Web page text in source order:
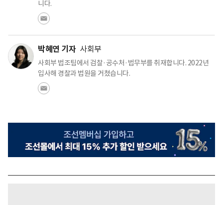
니다.
박혜연 기자 사회부
사회부 법조팀에서 검찰·공수처·법무부를 취재합니다. 2022년
입사해 경찰과 법원을 거쳤습니다.